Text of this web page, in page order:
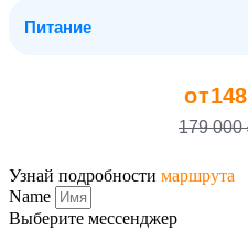
Питание
от
179 000
Узнай подробности маршрута
Name
Выберите мессенджер